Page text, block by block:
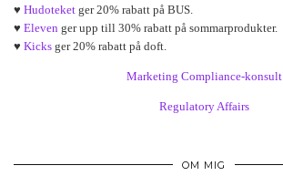
♥ Hudoteket ger 20% rabatt på BUS.
♥ Eleven ger upp till 30% rabatt på sommarprodukter.
♥ Kicks ger 20% rabatt på doft.
Marketing Compliance-konsult
Regulatory Affairs
OM MIG